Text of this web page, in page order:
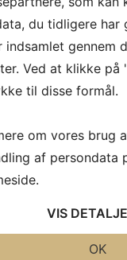
for at [...]
tidligere udarbejdet
for TH-
du tidligere har
indsamlet gennem
Ved at klikke på
til disse formål.
om vores brug
af persondata
VIS
OK